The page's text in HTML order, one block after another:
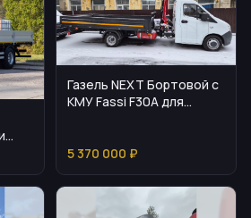
Газель NEXT Бортовой с
КМУ Fassi F30A для
5 370 000 ₽